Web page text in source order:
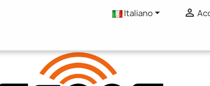
Italiano 